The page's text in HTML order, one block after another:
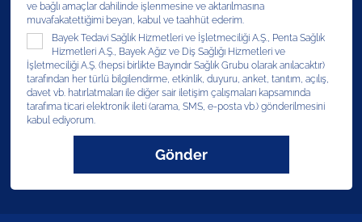
ve bağlı amaçlar dahilinde işlenmesine ve aktarılmasına
muvafakatettiğimi beyan, kabul ve taahhüt ederim.
Bayek Tedavi Sağlık Hizmetleri ve İşletmeciliği A.Ş., Penta Sağlık
Hizmetleri A.Ş., Bayek Ağız ve Diş Sağlığı Hizmetleri ve
İşletmeciliği A.Ş. (hepsi birlikte Bayındır Sağlık Grubu olarak anılacaktır)
tarafından her türlü bilgilendirme, etkinlik, duyuru, anket, tanıtım, açılış,
davet vb. hatırlatmaları ile diğer sair iletişim çalışmaları kapsamında
tarafıma ticari elektronik ileti (arama, SMS, e-posta vb.) gönderilmesini
kabul ediyorum.
Gönder